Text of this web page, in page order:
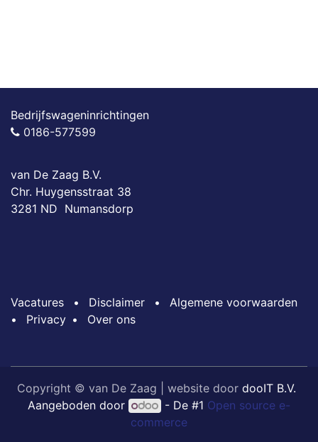
Bedrijfswageninrichtingen
0186-577599
van De Zaag B.V.
Chr. Huygensstraat 38
3281 ND Numansdorp
Vacatures • Disclaimer •
Algemene voorwaarden
•
Privacy • Over ons
Copyright © van De Zaag | website door dooIT B.V.
Aangeboden door
- De #1 Open source e-
commerce